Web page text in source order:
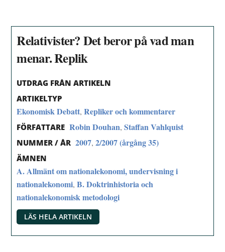
Relativister? Det beror på vad man
menar. Replik
UTDRAG FRÅN ARTIKELN
ARTIKELTYP
Ekonomisk Debatt,Repliker och kommentarer
FÖRFATTARE Robin Douhan,Staffan Vahlquist
NUMMER / ÅR 2007,2/2007 (årgång 35)
ÄMNEN
A. Allmänt om nationalekonomi, undervisning i
nationalekonomi,B. Doktrinhistoria och
nationalekonomisk metodologi
LÄS HELA ARTIKELN